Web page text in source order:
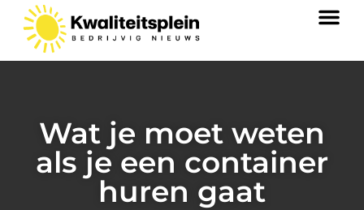
Wat je moet weten
als je een container
huren gaat